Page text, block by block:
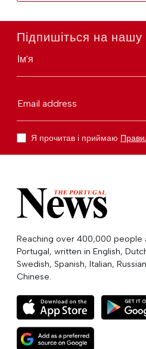
Підпишіться на нашу
Ім'я
Email address
Я прочитав і приймаю
Reaching over 400,000 people
Portugal, written in English,
Swedish, Spanish, Italian,
Chinese.